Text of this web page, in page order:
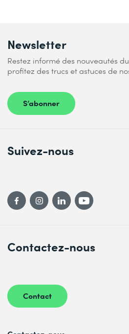
Newsletter
Restez informé des nouveautés
profitez des trucs et astuces de
S’abonner
Contactez-nous
Contact
Suivez-nous